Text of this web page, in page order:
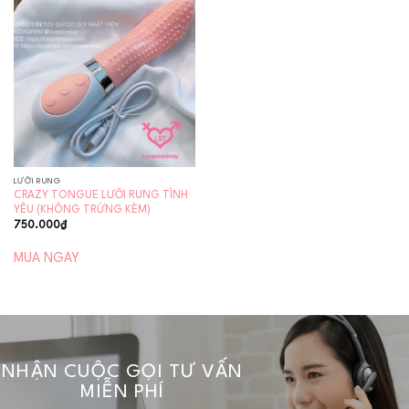
Add to
wishlist
LƯỠI RUNG
CRAZY TONGUE LƯỠI RUNG TÌNH
YÊU (KHÔNG TRỨNG KÈM)
750.000₫
MUA NGAY
NHẬN CUỘC GỌI TƯ VẤN
MIỄN PHÍ